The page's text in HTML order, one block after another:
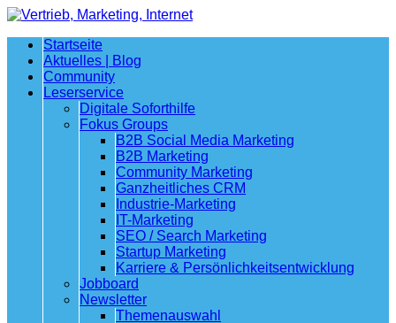
Startseite
Aktuelles | Blog
Community
Leserservice
Digitale Soforthilfe
Fokus Groups
B2B Social Media Marketing
B2B Marketing
Community Marketing
Ganzheitliches CRM
Industrie-Marketing
IT-Marketing
SEO / Search Marketing
Startup Marketing
Karriere & Persönlichkeitsentwicklung
Jobboard
Newsletter
Themenauswahl